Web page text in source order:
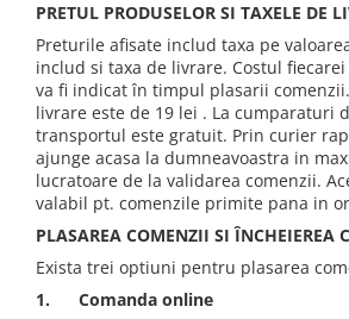
PRETUL PRODUSELOR SI TAXELE DE
Preturile afisate includ taxa pe
includ si taxa de livrare. Costul
va fi indicat în timpul plasarii
livrare este de 19 lei . La cumparaturi
transportul este gratuit. Prin curier
ajunge acasa la dumneavoastra in
lucratoare de la validarea comenzii.
valabil pt. comenzile primite pana in
PLASAREA COMENZII SI ÎNCHEIEREA
Exista trei optiuni pentru plasarea
1. Comanda online